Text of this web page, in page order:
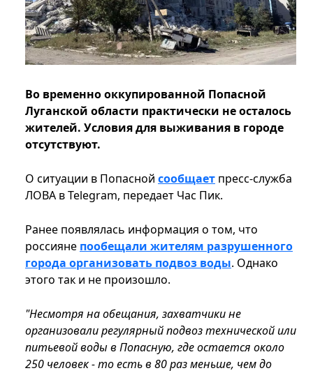
Во временно оккупированной Попасной
Луганской области практически не осталось
жителей. Условия для выживания в городе
отсутствуют.
О ситуации в Попасной сообщает пресс-служба
ЛОВА в Telegram, передает Час Пик.
Ранее появлялась информация о том, что
россияне пообещали жителям разрушенного
города организовать подвоз воды. Однако
этого так и не произошло.
"Несмотря на обещания, захватчики не
организовали регулярный подвоз технической или
питьевой воды в Попасную, где остается около
250 человек - то есть в 80 раз меньше, чем до